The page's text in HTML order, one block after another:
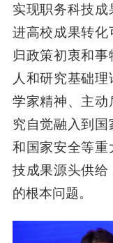
实现职务科技
进高校成果转
归政策初衷和
人和研究基础
学家精神、主
究自觉融入到
和国家安全等
技成果源头供
的根本问题。